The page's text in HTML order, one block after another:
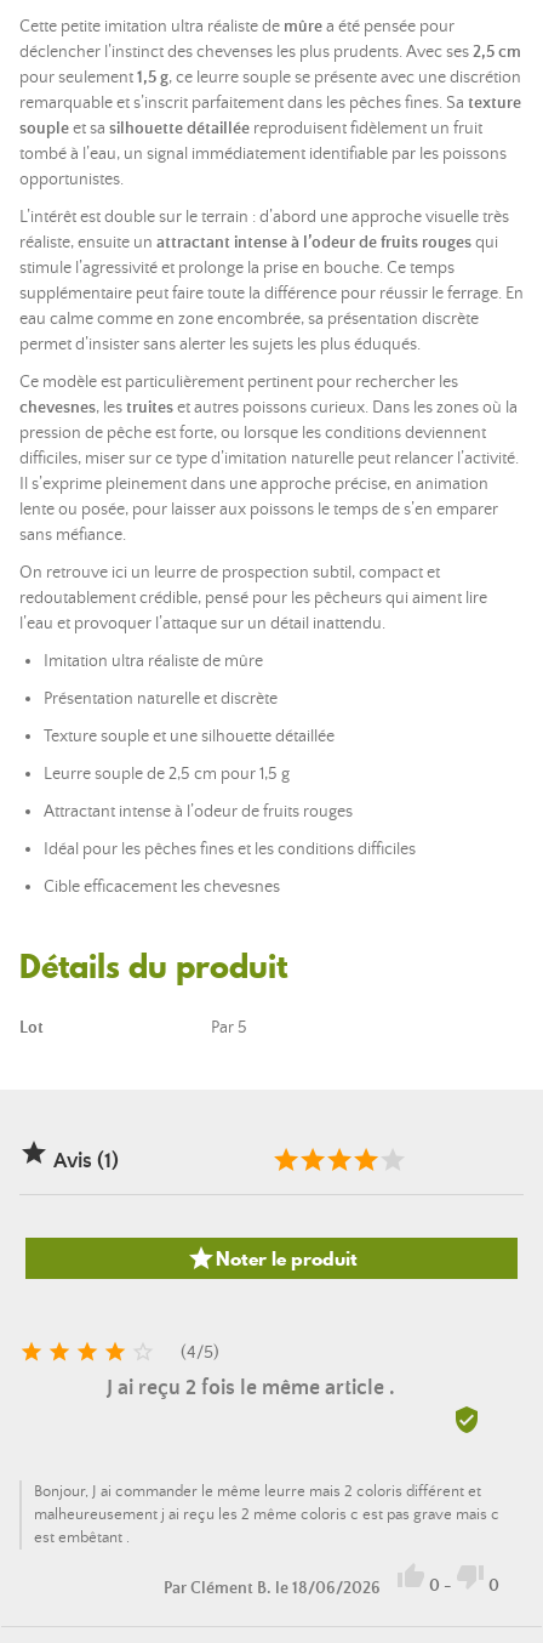
Cette petite imitation ultra réaliste de mûrea été pensée pour
déclencher l’instinct des chevenses les plus prudents. Avec ses2,5 cm
pour seulement1,5 g, ce leurre souple se présente avec une discrétion
remarquable et s’inscrit parfaitement dans les pêches fines. Sa texture
soupleet sa silhouette détaillée reproduisent fidèlement un fruit
tombé à l’eau, un signal immédiatement identifiable par les poissons
opportunistes.
L’intérêt est double sur le terrain : d’abord une approche visuelle très
réaliste, ensuite un attractant intense à l’odeur de fruits rougesqui
stimule l’agressivité et prolonge la prise en bouche. Ce temps
supplémentaire peut faire toute la différence pour réussir le ferrage. En
eau calme comme en zone encombrée, sa présentation discrète
permet d’insister sans alerter les sujets les plus éduqués.
Ce modèle est particulièrement pertinent pour rechercher les
chevesnes, lestruiteset autres poissons curieux. Dans les zones où la
pression de pêche est forte, ou lorsque les conditions deviennent
difficiles, miser sur ce type d’imitation naturelle peut relancer l’activité.
Il s’exprime pleinement dans une approche précise, en animation
lente ou posée, pour laisser aux poissons le temps de s’en emparer
sans méfiance.
On retrouve ici un leurre de prospection subtil, compact et
redoutablement crédible, pensé pour les pêcheurs qui aiment lire
l’eau et provoquer l’attaque sur un détail inattendu.
Imitation ultra réaliste de mûre
Présentation naturelle et discrète
Texture souple et une silhouette détaillée
Leurre souple de 2,5 cm pour 1,5 g
Attractant intense à l’odeur de fruits rouges
Idéal pour les pêches fines et les conditions difficiles
Cible efficacement les chevesnes
Détails du produit
Lot Par 5
 Avis (1)
Noter le produit
     (4/5)
J ai reçu 2 fois le même article .

Bonjour, J ai commander le même leurre mais 2 coloris différent et
malheureusement j ai reçu les 2 même coloris c est pas grave mais c
est embêtant .
ParClément B. le 18/06/2026  0 -  0